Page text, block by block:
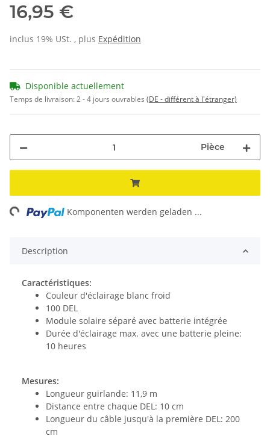
16,95 €
inclus 19% USt. , plus Expédition
Disponible actuellement
Temps de livraison:2 - 4 jours ouvrables (DE - différent à l'étranger)
Pièce
Komponenten werden geladen ...
Description
Caractéristiques:
Couleur d'éclairage blanc froid
100 DEL
Module solaire séparé avec batterie intégrée
Durée d'éclairage max. avec une batterie pleine:
10 heures
Mesures:
Longueur guirlande: 11,9 m
Distance entre chaque DEL: 10 cm
Longueur du câble jusqu'à la première DEL: 200
cm